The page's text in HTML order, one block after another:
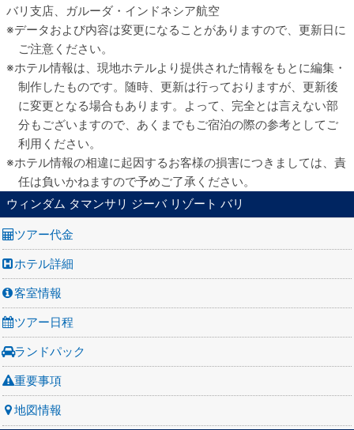
バリ支店、ガルーダ・インドネシア航空
データおよび内容は変更になることがありますので、更新日に
ご注意ください。
ホテル情報は、現地ホテルより提供された情報をもとに編集・
制作したものです。随時、更新は行っておりますが、更新後
に変更となる場合もあります。よって、完全とは言えない部
分もございますので、あくまでもご宿泊の際の参考としてご
利用ください。
ホテル情報の相違に起因するお客様の損害につきましては、責
任は負いかねますので予めご了承ください。
ウィンダム タマンサリ ジーバ リゾート バリ
ツアー代金
ホテル詳細
客室情報
ツアー日程
ランドパック
重要事項
地図情報